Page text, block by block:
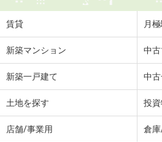
専有面積
沖縄県那覇市字天久
3.50万円
沖縄県那覇市字安里
賃貸 月
新築マンション 中
新築一戸建て 中
土地を探す 投
店舗/事業用 倉